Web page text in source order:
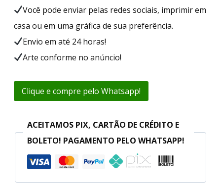
Você pode enviar pelas redes sociais, imprimir em
casa ou em uma gráfica de sua preferência.
Envio em até 24 horas!
Arte conforme no anúncio!
Clique e compre pelo Whatsapp!
ACEITAMOS PIX, CARTÃO DE CRÉDITO E
BOLETO! PAGAMENTO PELO WHATSAPP!